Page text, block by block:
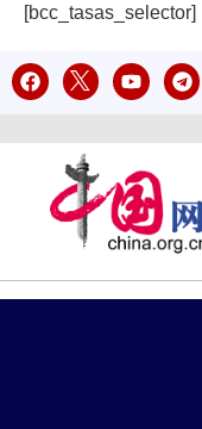
[bcc_tasas_selector]